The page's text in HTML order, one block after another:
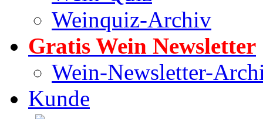
Weinquiz-Archiv
Gratis Wein Newsletter
Wein-Newsletter-
Kunde